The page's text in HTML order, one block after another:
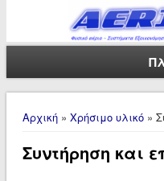
Είστε εδώ
Αρχική» Χρήσιμο υλικό»
Συντήρηση και